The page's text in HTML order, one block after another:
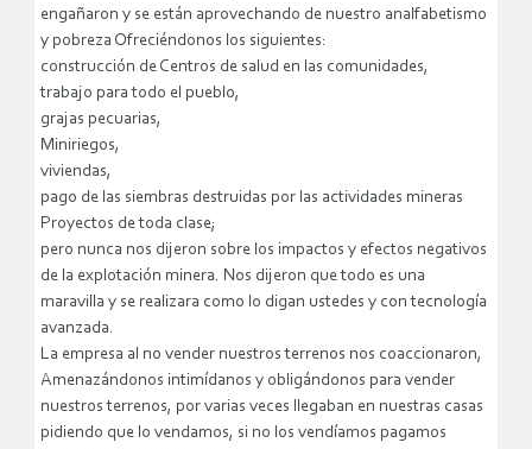
engañaron y se están aprovechando de nuestro analfabetismo
y pobreza Ofreciéndonos los siguientes:
construcción de Centros de salud en las comunidades,
trabajo para todo el pueblo,
grajas pecuarias,
Miniriegos,
viviendas,
pago de las siembras destruidas por las actividades mineras
Proyectos de toda clase;
pero nunca nos dijeron sobre los impactos y efectos negativos
de la explotación minera. Nos dijeron que todo es una
maravilla y se realizara como lo digan ustedes y con tecnología
avanzada.
La empresa al no vender nuestros terrenos nos coaccionaron,
Amenazándonos intimídanos y obligándonos para vender
nuestros terrenos, por varias veces llegaban en nuestras casas
pidiendo que lo vendamos, si no los vendíamos pagamos